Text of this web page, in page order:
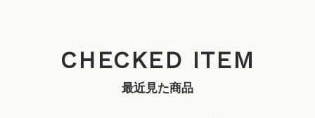
CHECKED ITEM
最近見た商品